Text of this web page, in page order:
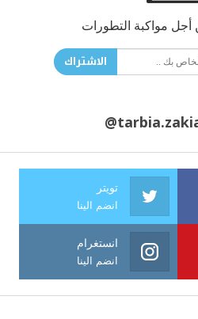
أجل مواكبة التطورات
الاشتراك
تويتر
انضم الينا
انستغرام
انضم الينا